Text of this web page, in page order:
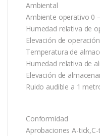
Ambiental
Ambiente operativo 0
Humedad relativa de
Elevación de
Temperatura de
Humedad relativa de
Elevación de
Ruido audible a 1
Conformidad
Aprobaciones A-